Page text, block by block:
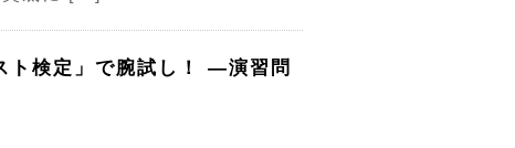
ト検定」で腕試し！ ―演習問